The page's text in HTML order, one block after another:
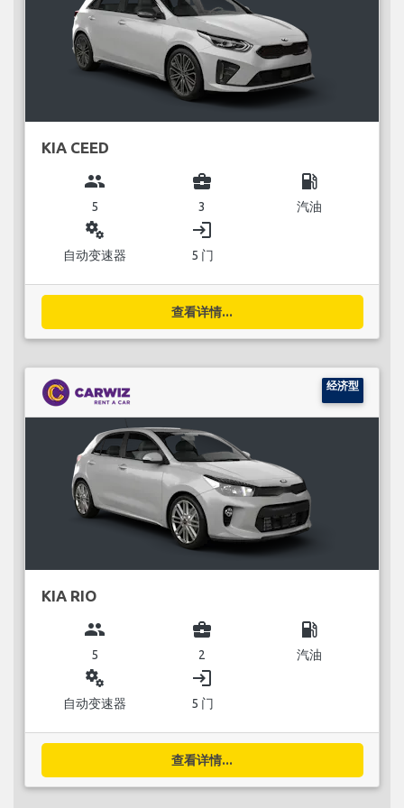
KIA CEED
group
5
business_center
3
local_gas_station
汽油
miscellaneous_services
自动变速器
login
5 门
查看详情...
经济型
KIA RIO
group
5
business_center
2
local_gas_station
汽油
miscellaneous_services
自动变速器
login
5 门
查看详情...